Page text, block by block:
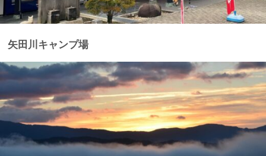
矢田川キャンプ場